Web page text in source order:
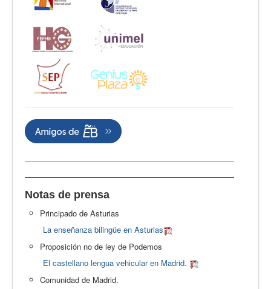
Notas de prensa
Principado de Asturias
La enseñanza bilingüe en Asturias
Proposición no de ley de Podemos
El castellano lengua vehicular en Madrid.
Comunidad de Madrid.